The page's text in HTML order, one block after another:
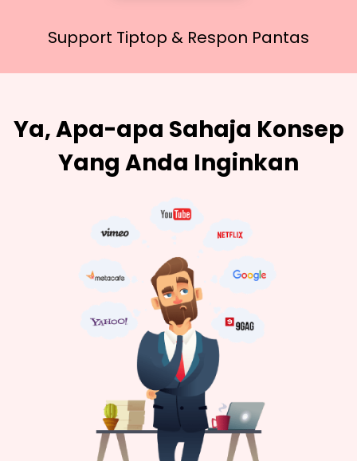
Support Tiptop & Respon Pantas
Ya, Apa-apa Sahaja Konsep
Yang Anda Inginkan